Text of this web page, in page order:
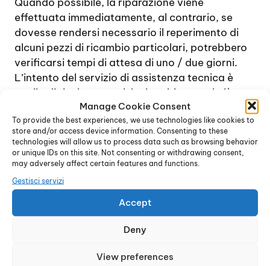
Manage Cookie Consent
To provide the best experiences, we use technologies like cookies to
store and/or access device information. Consenting to these
technologies will allow us to process data such as browsing behavior
or unique IDs on this site. Not consenting or withdrawing consent,
may adversely affect certain features and functions.
Gestisci servizi
Accept
Deny
View preferences
effettuata immediatamente, al contrario, se
dovesse rendersi necessario il reperimento di
alcuni pezzi di ricambio particolari, potrebbero
verificarsi tempi di attesa di uno / due giorni.
L’intento del servizio di assistenza tecnica è
quello di risolvere qualsiasi problema nel più
breve tempo possibile, con la massima
precisione e la minima spesa per l’assistito.
Solo quando effettivamente necessario, ad
esempio nel caso di modelli molto vecchi per i
quali è difficile, o troppo costoso, reperire i pezzi
di ricambio, il tecnico che interviene per la
riparazione potrebbe consigliare la sostituzione
e l’installazione di una nuova caldaia, più
moderna e performante.
la sostituzione di un vecchio dispositivo con una